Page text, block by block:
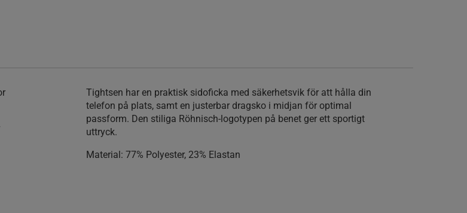
Tightsen har en praktisk sidoficka med säkerhetsvik för att hålla din
telefon på plats, samt en justerbar dragsko i midjan för optimal
passform. Den stiliga Röhnisch-logotypen på benet ger ett sportigt
uttryck.
Material: 77% Polyester, 23% Elastan